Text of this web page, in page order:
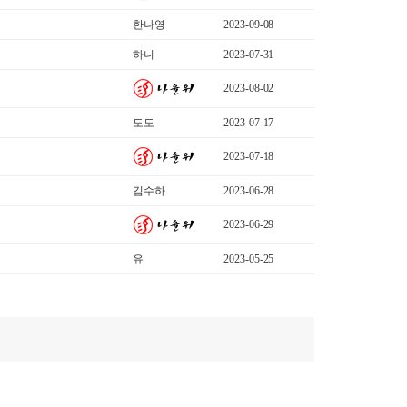
한나영 2023-09-08
하니 2023-07-31
2023-08-02
도도 2023-07-17
2023-07-18
김수하 2023-06-28
2023-06-29
유 2023-05-25